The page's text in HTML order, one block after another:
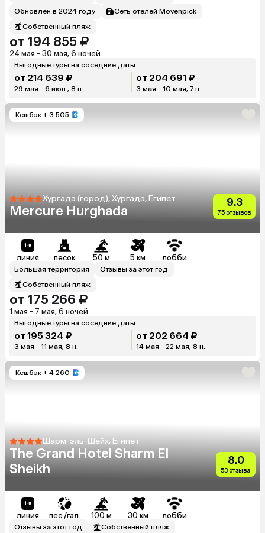
Обновлен в 2024 году
Сеть отелей Movenpick
Собственный пляж
от 194 855 ₽
24 мая - 30 мая, 6 ночей
Выгодные туры на соседние даты
от 214 639 ₽
29 мая - 6 июн., 8 н.
от 204 691 ₽
3 мая - 10 мая, 7 н.
Кешбэк + 3 505
Хургада (город), Хургада, Египет
Mercure Hurghada
9.3
75 отзывов
линия песок 50 м 5 км лобби
Большая территория
Отзывы за этот год
Собственный пляж
от 175 266 ₽
1 мая - 7 мая, 6 ночей
Выгодные туры на соседние даты
от 195 324 ₽
3 мая - 11 мая, 8 н.
от 202 664 ₽
14 мая - 22 мая, 8 н.
Кешбэк + 4 260
Шарм-эль-Шейх, Египет
The Grand Hotel Sharm El
Sheikh
8.0
53 отзыва
линия пес./гал. 100 м 30 км лобби
Отзывы за этот год Собственный пляж